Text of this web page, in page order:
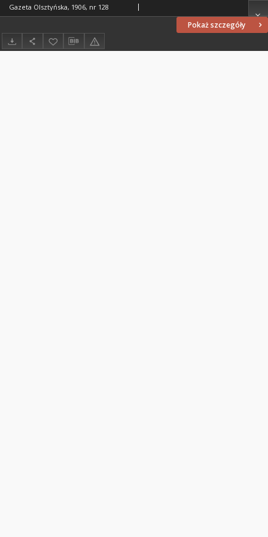
Pokaż szczegóły
Gazeta Olsztyńska, 1906, nr 128